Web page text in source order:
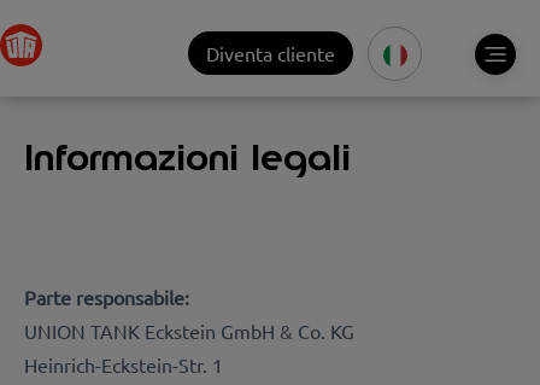
Diventa cliente
Informazioni legali
Parte responsabile:
UNION TANK Eckstein GmbH & Co. KG
Heinrich-Eckstein-Str. 1